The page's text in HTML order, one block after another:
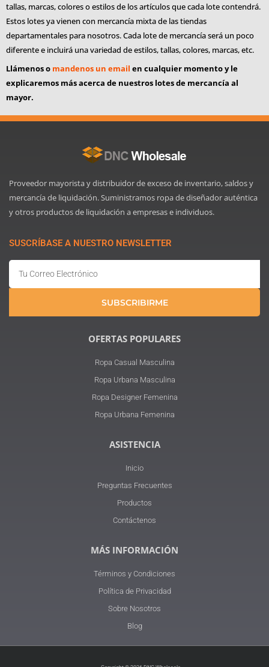
tallas, marcas, colores o estilos de los artículos que cada lote contendrá.
Estos lotes ya vienen con mercancía mixta de las tiendas
departamentales para nosotros. Cada lote de mercancía será un poco
diferente e incluirá una variedad de estilos, tallas, colores, marcas, etc.
Llámenos o mandenos un email en cualquier momento y le
explicaremos más acerca de nuestros lotes de mercancía al
mayor.
Proveedor mayorista y distribuidor de exceso de inventario, saldos y
mercancía de liquidación. Suministramos ropa de diseñador auténtica
y otros productos de liquidación a empresas e individuos.
SUSCRÍBASE A NUESTRO NEWSLETTER
SUBSCRIBIRME
OFERTAS POPULARES
Ropa Casual Masculina
Ropa Urbana Masculina
Ropa Designer Femenina
Ropa Urbana Femenina
ASISTENCIA
Inicio
Preguntas Frecuentes
Productos
Contáctenos
MÁS INFORMACIÓN
Términos y Condiciones
Política de Privacidad
Sobre Nosotros
Blog